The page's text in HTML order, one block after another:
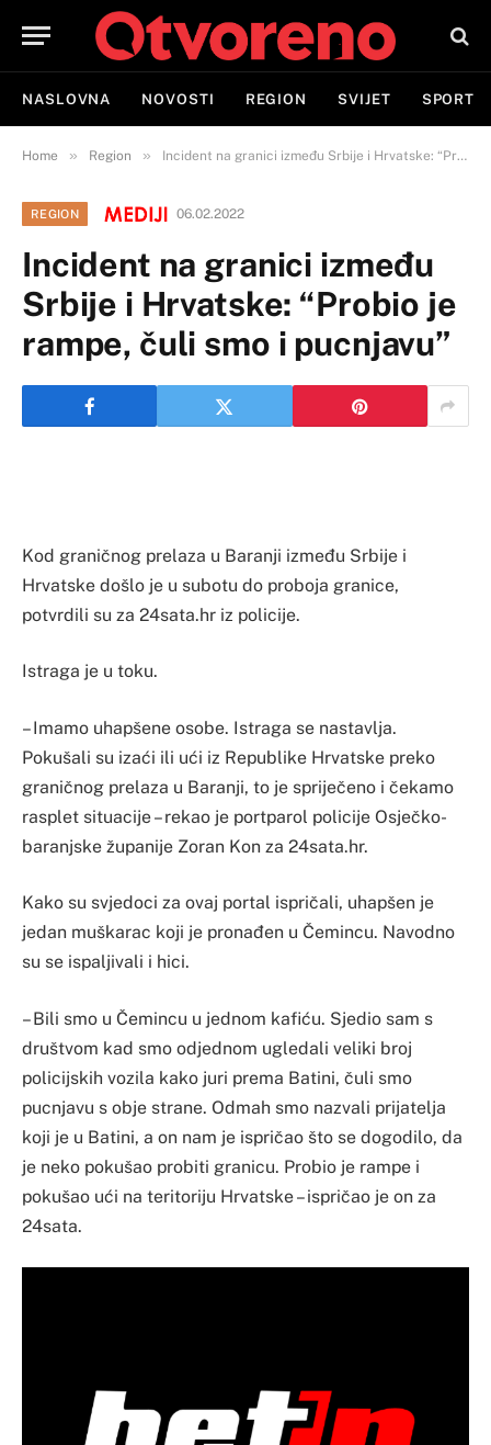
NASLOVNA NOVOSTI REGION SVIJET SPORT
Home » Region » Incident na granici između Srbije i Hrvatske: “Probio je rampe, čuli smo i pucnjavu”
REGION 06.02.2022
Incident na granici između
Srbije i Hrvatske: “Probio je
rampe, čuli smo i pucnjavu”
Kod graničnog prelaza u Baranji između Srbije i
Hrvatske došlo je u subotu do proboja granice,
potvrdili su za 24sata.hr iz policije.
Istraga je u toku.
– Imamo uhapšene osobe. Istraga se nastavlja.
Pokušali su izaći ili ući iz Republike Hrvatske preko
graničnog prelaza u Baranji, to je spriječeno i čekamo
rasplet situacije – rekao je portparol policije Osječko-
baranjske županije Zoran Kon za 24sata.hr.
Kako su svjedoci za ovaj portal ispričali, uhapšen je
jedan muškarac koji je pronađen u Čemincu. Navodno
su se ispaljivali i hici.
– Bili smo u Čemincu u jednom kafiću. Sjedio sam s
društvom kad smo odjednom ugledali veliki broj
policijskih vozila kako juri prema Batini, čuli smo
pucnjavu s obje strane. Odmah smo nazvali prijatelja
koji je u Batini, a on nam je ispričao što se dogodilo, da
je neko pokušao probiti granicu. Probio je rampe i
pokušao ući na teritoriju Hrvatske – ispričao je on za
24sata.